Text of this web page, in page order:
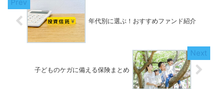
年代別に選ぶ！おすすめファンド紹介
子どものケガに備える保険まとめ